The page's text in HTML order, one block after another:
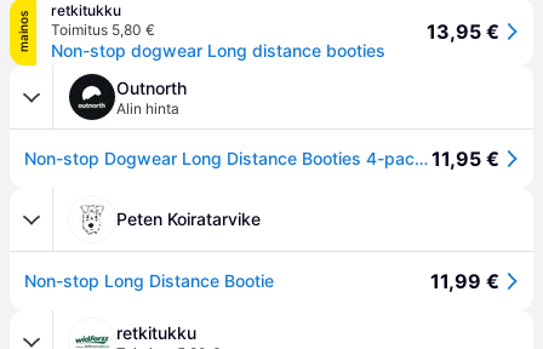
mainos
retkitukku
Toimitus 5,80 €
Non-stop dogwear Long distance booties
13,95 €
Outnorth
Alin hinta
Non-stop Dogwear Long Distance Booties 4-pack (2021) Blue - M11,95 €
Peten Koiratarvike
Non-stop Long Distance Bootie 11,99 €
retkitukku